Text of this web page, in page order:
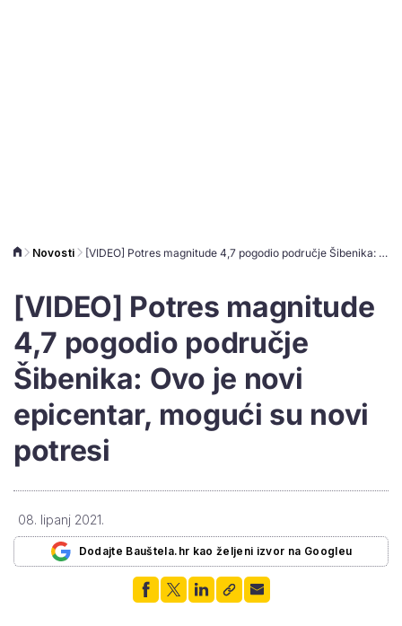
Novosti [VIDEO] Potres magnitude 4,7 pogodio područje Šibenika: Ovo je novi epicentar, mogući su novi potresi
[VIDEO] Potres magnitude
4,7 pogodio područje
Šibenika: Ovo je novi
epicentar, mogući su novi
potresi
08. lipanj 2021.
Dodajte Bauštela.hr kao željeni izvor na Googleu